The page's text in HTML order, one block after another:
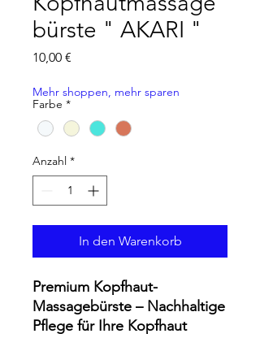
bürste " AKARI "
10,00 €
Mehr shoppen, mehr sparen
Farbe *
Anzahl *
In den Warenkorb
Premium Kopfhaut-
Massagebürste – Nachhaltige
Pflege für Ihre Kopfhaut